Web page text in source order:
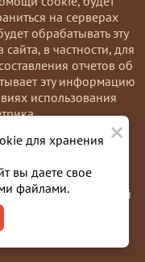
×
для хранения
вы даете свое
файлами.
на серверах
обрабатывать эту
в частности, для
отчетов об
эту информацию
использования
cookies, выбрав
Также вы можете
—
opt-out.html
некоторых функций
на обработку
указанных выше.